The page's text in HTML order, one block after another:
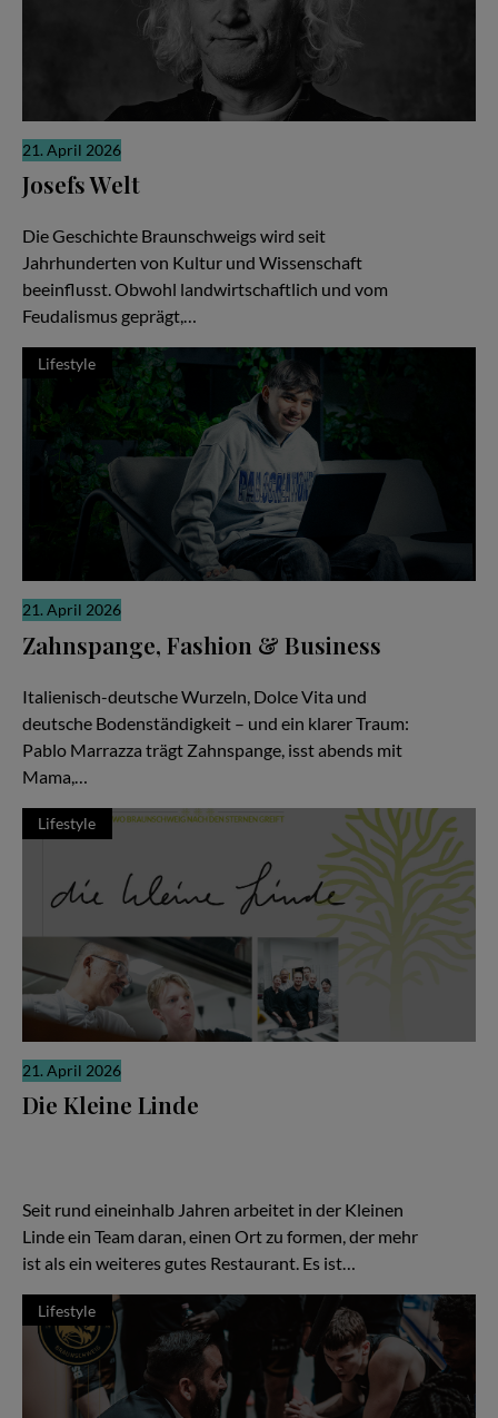
21. April 2026
Josefs Welt
Die Geschichte Braunschweigs wird seit
Jahrhunderten von Kultur und Wissenschaft
beeinflusst. Obwohl landwirtschaftlich und vom
Feudalismus geprägt,…
Lifestyle
21. April 2026
Zahnspange, Fashion & Business
Italienisch-deutsche Wurzeln, Dolce Vita und
deutsche Bodenständigkeit – und ein klarer Traum:
Pablo Marrazza trägt Zahnspange, isst abends mit
Mama,…
Lifestyle
21. April 2026
Die Kleine Linde
Seit rund eineinhalb Jahren arbeitet in der Kleinen
Linde ein Team daran, einen Ort zu formen, der mehr
ist als ein weiteres gutes Restaurant. Es ist…
Lifestyle